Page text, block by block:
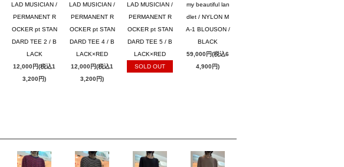
LAD MUSICIAN /
PERMANENT R
OCKER pt STAN
DARD TEE 2 / B
LACK
12,000円(税込1
3,200円)
LAD MUSICIAN /
PERMANENT R
OCKER pt STAN
DARD TEE 4 / B
LACK×RED
12,000円(税込1
3,200円)
LAD MUSICIAN /
PERMANENT R
OCKER pt STAN
DARD TEE 5 / B
LACK×RED
SOLD OUT
my beautiful lan
dlet / NYLON M
A-1 BLOUSON /
BLACK
59,000円(税込6
4,900円)